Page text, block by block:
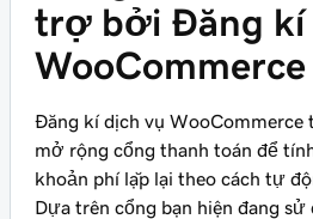
trợ bởi Đăng kí
WooCommerce
Đăng kí dịch vụ WooCommerce
mở rộng cổng thanh toán để
khoản phí lặp lại theo cách tự
Dựa trên cổng bạn hiện đang sử